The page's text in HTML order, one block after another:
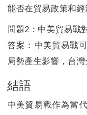
能否在貿易政策和經
問題2：中美貿易戰
答案：中美貿易戰
局勢產生影響，台灣
結語
中美貿易戰作為當